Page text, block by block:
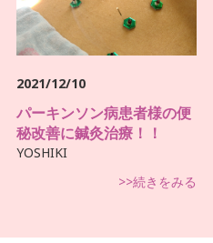
2021/12/10
パーキンソン病患者様の便
秘改善に鍼灸治療！！
YOSHIKI
>>続きをみる